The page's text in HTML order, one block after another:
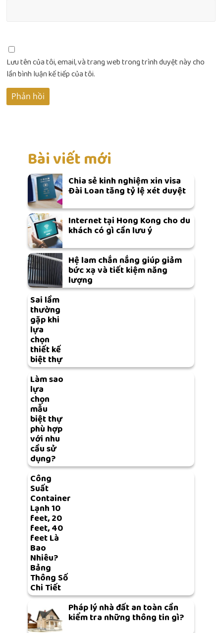
Lưu tên của tôi, email, và trang web trong trình duyệt này cho
lần bình luận kế tiếp của tôi.
Bài viết mới
Chia sẻ kinh nghiệm xin visa
Đài Loan tăng tỷ lệ xét duyệt
Internet tại Hong Kong cho du
khách có gì cần lưu ý
Hệ lam chắn nắng giúp giảm
bức xạ và tiết kiệm năng
lượng
Sai lầm
thường
gặp khi
lựa
chọn
thiết kế
biệt thự
Làm sao
lựa
chọn
mẫu
biệt thự
phù hợp
với nhu
cầu sử
dụng?
Công
Suất
Container
Lạnh 10
feet, 20
feet, 40
feet Là
Bao
Nhiêu?
Bảng
Thông Số
Chi Tiết
Pháp lý nhà đất an toàn cần
kiểm tra những thông tin gì?